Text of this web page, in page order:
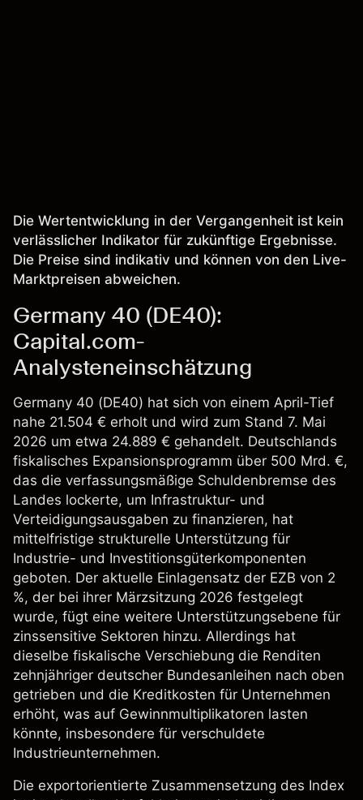
Die Wertentwicklung in der Vergangenheit ist kein
verlässlicher Indikator für zukünftige Ergebnisse.
Die Preise sind indikativ und können von den Live-
Marktpreisen abweichen.
Germany 40 (DE40):
Capital.com-
Analysteneinschätzung
Germany 40 (DE40) hat sich von einem April-Tief
nahe 21.504 € erholt und wird zum Stand 7. Mai
2026 um etwa 24.889 € gehandelt. Deutschlands
fiskalisches Expansionsprogramm über 500 Mrd. €,
das die verfassungsmäßige Schuldenbremse des
Landes lockerte, um Infrastruktur- und
Verteidigungsausgaben zu finanzieren, hat
mittelfristige strukturelle Unterstützung für
Industrie- und Investitionsgüterkomponenten
geboten. Der aktuelle Einlagensatz der EZB von 2
%, der bei ihrer Märzsitzung 2026 festgelegt
wurde, fügt eine weitere Unterstützungsebene für
zinssensitive Sektoren hinzu. Allerdings hat
dieselbe fiskalische Verschiebung die Renditen
zehnjähriger deutscher Bundesanleihen nach oben
getrieben und die Kreditkosten für Unternehmen
erhöht, was auf Gewinnmultiplikatoren lasten
könnte, insbesondere für verschuldete
Industrieunternehmen.
Die exportorientierte Zusammensetzung des Index